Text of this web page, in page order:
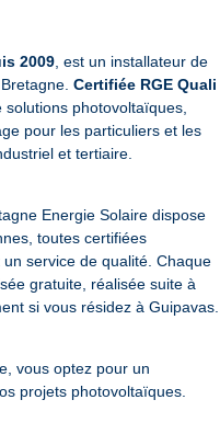
2009 , est un installateur de
Certifiée RGE Quali
solutions photovoltaïques,
pour les particuliers et les
et tertiaire.
Energie Solaire dispose
toutes certifiées
service de qualité. Chaque
gratuite, réalisée suite à
si vous résidez à Guipavas.
vous optez pour un
projets photovoltaïques.